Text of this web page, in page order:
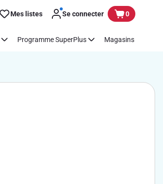
Mes listes Se connecter 0
Programme SuperPlus Magasins